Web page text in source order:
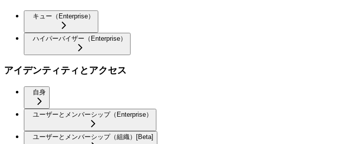
キュー（Enterprise）
ハイパーバイザー（Enterprise）
アイデンティティとアクセス
自身
ユーザーとメンバーシップ（Enterprise）
ユーザーとメンバーシップ（組織）[Beta]